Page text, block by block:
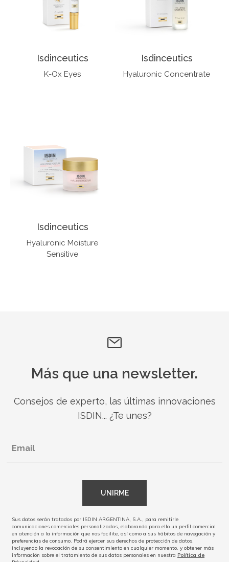
Isdinceutics
K-Ox Eyes
Isdinceutics
Hyaluronic Concentrate
Isdinceutics
Hyaluronic Moisture
Sensitive
Más que una newsletter.
Consejos de experto, las últimas innovaciones
ISDIN... ¿Te unes?
Email
UNIRME
Sus datos serán tratados por ISDIN ARGENTINA, S.A., para remitirle
comunicaciones comerciales personalizadas, elaborando para ello un perfil comercial
en atención a la información que nos facilite, así como a sus hábitos de navegación y
preferencias de consumo. Podrá ejercer sus derechos de protección de datos,
incluyendo la revocación de su consentimiento en cualquier momento, y obtener más
información sobre el tratamiento de sus datos personales en nuestra Política de